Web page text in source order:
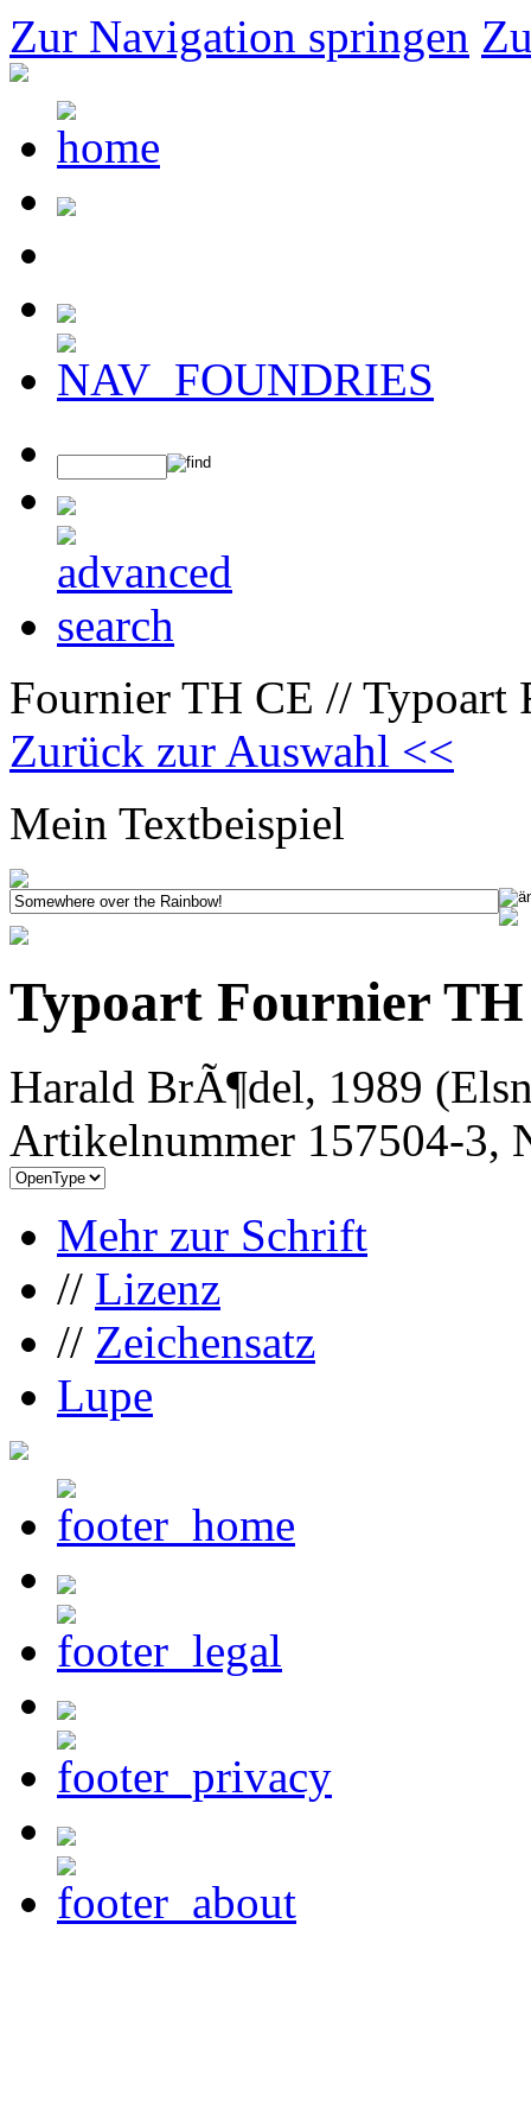
Zur Navigation springen
Fournier TH CE // Typoart
Zurück zur Auswahl <<
Mein Textbeispiel
Typoart Fournier
Harald BrÃ¶del, 1989
Artikelnummer 157504-3,
Mehr zur Schrift
// Lizenz
// Zeichensatz
Lupe